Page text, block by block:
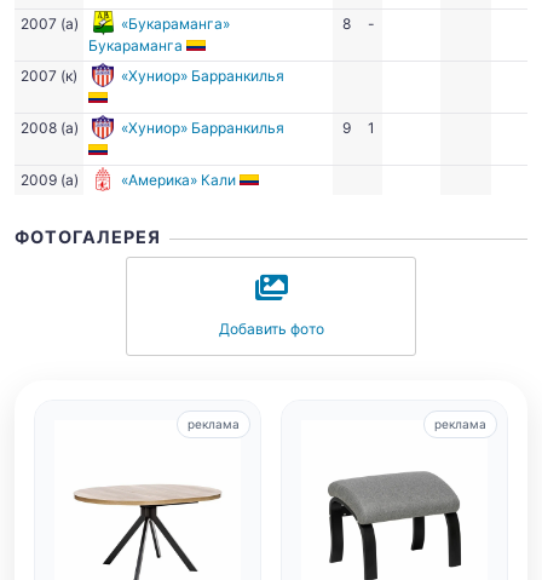
2007 (а)
«Букараманга»
Букараманга
8 -
2007 (к) «Хуниор» Барранкилья
2008 (а) «Хуниор» Барранкилья 9 1
2009 (а) «Америка» Кали
ФОТОГАЛЕРЕЯ
Добавить фото
реклама реклама